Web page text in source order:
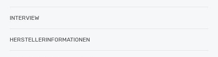
INTERVIEW
HERSTELLERINFORMATIONEN